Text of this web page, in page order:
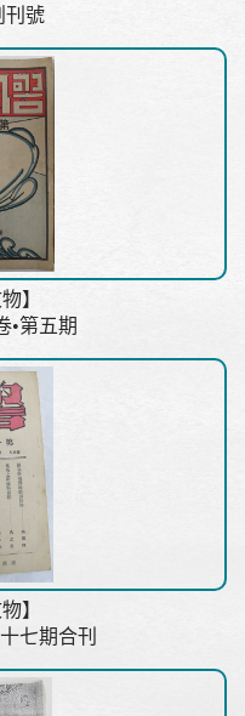
刊號
】
•第五期
】
七期合刊